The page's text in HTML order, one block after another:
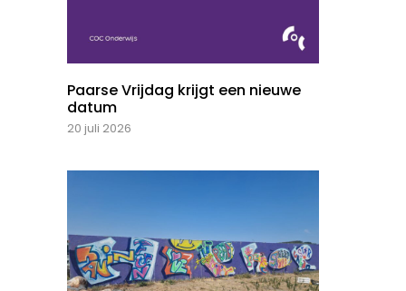
Paarse Vrijdag krijgt een nieuwe
datum
20 juli 2026